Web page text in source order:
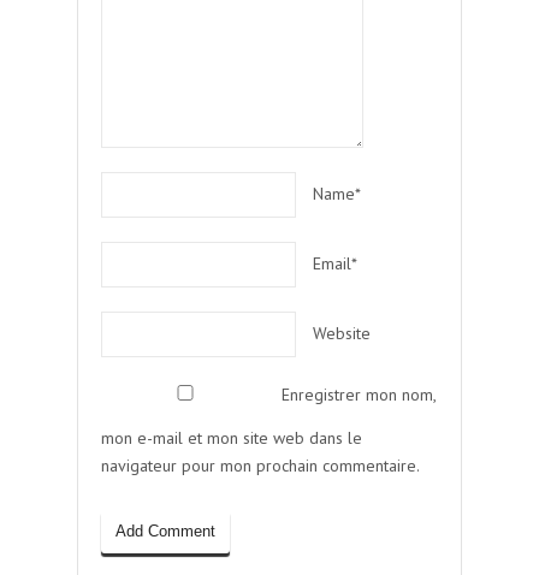
Name*
Email*
Website
Enregistrer mon nom,
mon e-mail et mon site web dans le
navigateur pour mon prochain commentaire.